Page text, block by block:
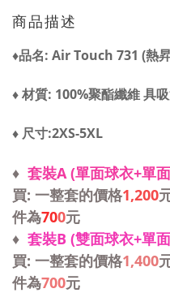
商品描述
♦品名: Air Touch 731 (熱
♦ 材質: 100%聚酯纖維 具
♦ 尺寸:2XS-5XL
♦ 套裝A (單面球衣+單
買: 一整套的價格1,200
件為700元
♦ 套裝B (雙面球衣+單
買: 一整套的價格1,400
件為700元